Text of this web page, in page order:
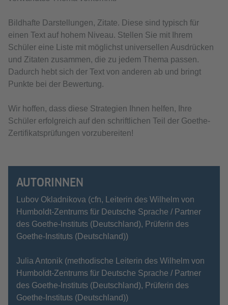
Bildhafte Darstellungen, Zitate. Diese sind typisch für
einen Text auf hohem Niveau. Stellen Sie mit Ihrem
Schüler eine Liste mit möglichst universellen Ausdrücken
und Zitaten zusammen, die zu jedem Thema passen.
Dadurch hebt sich der Text von anderen ab und bringt
Punkte bei der Bewertung.
Wir hoffen, dass diese Strategien Ihnen helfen, Ihre
Schüler erfolgreich auf den schriftlichen Teil der Goethe-
Zertifikatsprüfungen vorzubereiten!
AUTORINNEN
Lubov Okladnikova (cfn, Leiterin des Wilhelm von
Humboldt-Zentrums für Deutsche Sprache / Partner
des Goethe-Instituts (Deutschland), Prüferin des
Goethe-Instituts (Deutschland))
Julia Antonik (methodische Leiterin des Wilhelm von
Humboldt-Zentrums für Deutsche Sprache / Partner
des Goethe-Instituts (Deutschland), Prüferin des
Goethe-Instituts (Deutschland))